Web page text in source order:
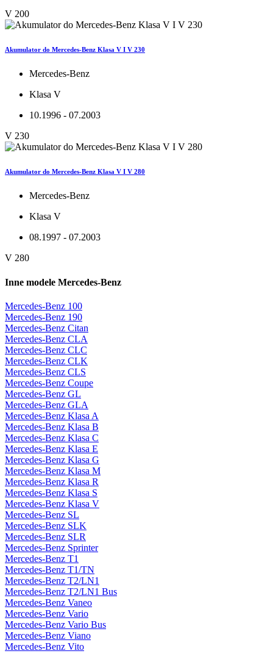
V 200
Akumulator do Mercedes-Benz Klasa V I V 230
Mercedes-Benz
Klasa V
10.1996 - 07.2003
V 230
Akumulator do Mercedes-Benz Klasa V I V 280
Mercedes-Benz
Klasa V
08.1997 - 07.2003
V 280
Inne modele Mercedes-Benz
Mercedes-Benz 100
Mercedes-Benz 190
Mercedes-Benz Citan
Mercedes-Benz CLA
Mercedes-Benz CLC
Mercedes-Benz CLK
Mercedes-Benz CLS
Mercedes-Benz Coupe
Mercedes-Benz GL
Mercedes-Benz GLA
Mercedes-Benz Klasa A
Mercedes-Benz Klasa B
Mercedes-Benz Klasa C
Mercedes-Benz Klasa E
Mercedes-Benz Klasa G
Mercedes-Benz Klasa M
Mercedes-Benz Klasa R
Mercedes-Benz Klasa S
Mercedes-Benz Klasa V
Mercedes-Benz SL
Mercedes-Benz SLK
Mercedes-Benz SLR
Mercedes-Benz Sprinter
Mercedes-Benz T1
Mercedes-Benz T1/TN
Mercedes-Benz T2/LN1
Mercedes-Benz T2/LN1 Bus
Mercedes-Benz Vaneo
Mercedes-Benz Vario
Mercedes-Benz Vario Bus
Mercedes-Benz Viano
Mercedes-Benz Vito